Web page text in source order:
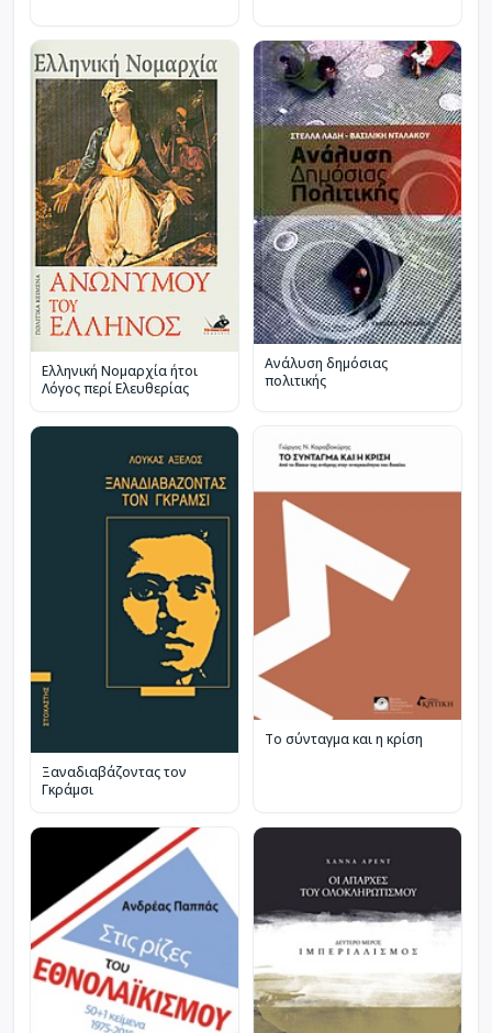
Ελληνική Νομαρχία ήτοι
Λόγος περί Ελευθερίας
Ανάλυση δημόσιας
πολιτικής
Ξαναδιαβάζοντας τον
Γκράμσι
Το σύνταγμα και η κρίση